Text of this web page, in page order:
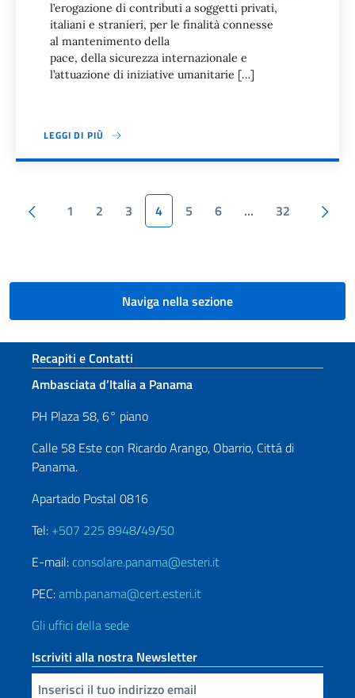
l’erogazione di contributi a soggetti privati,
italiani e stranieri, per le finalità connesse
al mantenimento della
pace, della sicurezza internazionale e
l’attuazione di iniziative umanitarie […]
LEGGI DI PIÙ
Paginazione
Pagina precedente
1 2 3 4 5 6 …
32
Naviga nella sezione
Sezione footer
Recapiti e Contatti
Ambasciata d’Italia a Panama
PH Plaza 58, 6° piano
Calle 58 Este con Ricardo Arango, Obarrio, Cittá di
Panama.
Apartado Postal 0816
Tel: +507 225 8948/49/50
E-mail: consolare.panama@esteri.it
PEC:amb.panama@cert.esteri.it
Gli uffici della sede
Iscriviti alla nostra Newsletter
Inserisci la tua email